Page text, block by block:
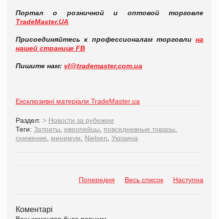
Портал о розничной и оптовой торговле
TradeMaster.UA
Присоединяйтесь к профессионалам торговли на
нашей странице FB
Пишите нам: vl@trademaster.com.ua
Ексклюзивні матеріали TradeMaster.ua
Раздел: > Новости за рубежем
Теги: Затраты, европейцы, повседневные товары,
снижение, минимум, Nielsen, Украина
Попередня Весь список Наступна
Коментарі